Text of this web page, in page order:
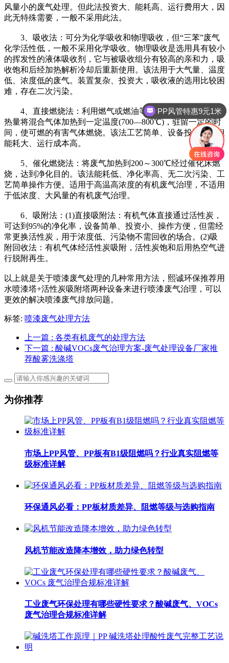
风量小的废气处理。但此法投资大、能耗高、运行费用大，因
此无特殊需要，一般不采用此法。
3、吸收法：可分为化学吸收和物理吸收，但“三苯”废气
化学活性低，一般不采用化学吸收。物理吸收是选用具有较小
的挥发性的液体吸收剂，它与被吸收组分有较高的亲和力，吸
收饱和后经加热解析冷却后重新使用。该法用于大气量、温度
低、浓度低的废气。装置复杂、投资大，吸收液的选用比较困
难，存在二次污染。
4、直接燃烧法：利用燃气或燃油等辅助燃料燃烧放出的
热量将混合气体加热到一定温度(700—800℃)，驻留一定的时
间，使可燃的有害气体燃烧。该法工艺简单、设备投资少，但
能耗大、运行成本高。
5、催化燃烧法：将废气加热到200～300℃经过催化床燃
烧，达到净化目的。该法能耗低、净化率高、无二次污染、工
艺简单操作方便。适用于高温高浓度的有机废气治理，不适用
于低浓度、大风量的有机废气治理。
6、吸附法：(1)直接吸附法：有机气体直接通过活性炭，
可达到95%的净化率，设备简单、投资小、操作方便，但需经
常更换活性炭，用于浓度低、污染物不需回收的场合。(2)吸
附回收法：有机气体经活性炭吸附，活性炭饱和后用热空气进
行脱附再生。
以上就是关于喷漆废气处理的几种常用方法，熙诚环保推荐用
水喷漆塔+活性炭吸附塔两种设备来进行喷漆废气治理，可以
更效的解决喷漆废气排放问题。
标签: 喷漆废气处理方法
上一篇 : 各类有机废气的处理方法
下一篇 : 酸碱VOCs废气治理方案-废气处理设备厂家推
荐酸雾洗涤塔
为你推荐
市场上PP风管、PP板有B1级阻燃吗？行业真实阻燃等
级标准详解
环保通风必看：PP板材质差异、阻燃等级与选购指南
风机节能改造降本增效，助力绿色转型
工业废气环保处理有哪些硬性要求？酸碱废气、VOCs
废气治理合规标准详解
PP风管特惠9元1米